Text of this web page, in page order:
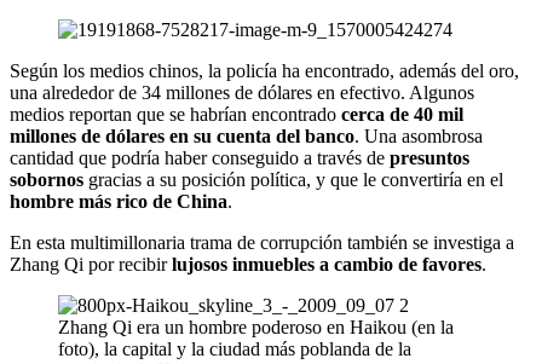
Según los medios chinos, la policía ha encontrado, además del oro,
una alrededor de 34 millones de dólares en efectivo. Algunos
medios reportan que se habrían encontrado cerca de 40 mil
millones de dólares en su cuenta del banco. Una asombrosa
cantidad que podría haber conseguido a través de presuntos
sobornos gracias a su posición política, y que le convertiría en el
hombre más rico de China.
En esta multimillonaria trama de corrupción también se investiga a
Zhang Qi por recibirlujosos inmuebles a cambio de favores.
Zhang Qi era un hombre poderoso en Haikou (en la
foto), la capital y la ciudad más poblanda de la